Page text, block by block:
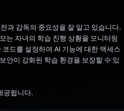
과 감독의 중요성을 잘 알고 있습니다.
는 자녀의 학습 진행 상황을 모니터링
드를 설정하여 AI 기능에 대한 액세스
안이 강화된 학습 환경을 보장할 수 있
공됩니다.